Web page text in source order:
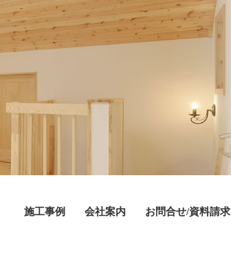
施工事例 会社案内 お問合せ/資料請求